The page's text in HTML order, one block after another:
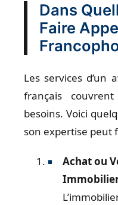
Dans
Faire
Les services d’un
français
besoins. Voici
son expertise peut
Achat ou